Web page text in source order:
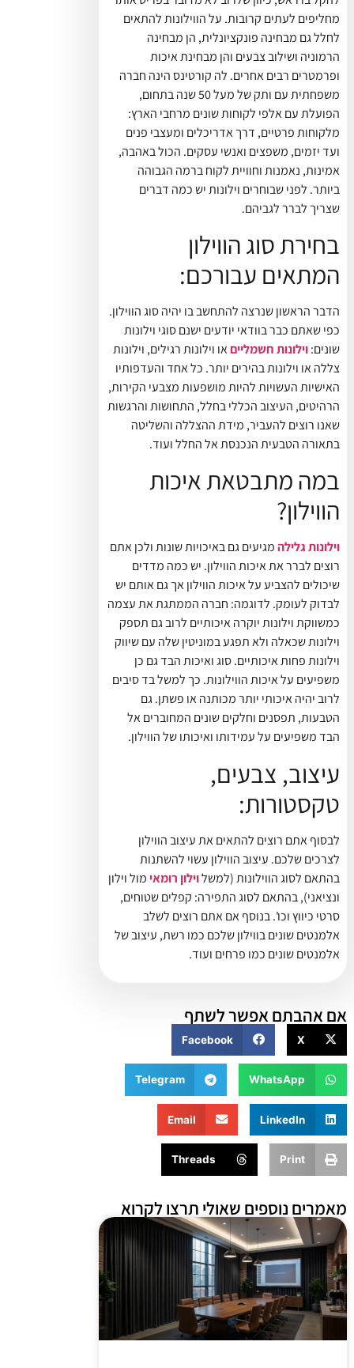
מחליפים לעתים קרובות. על הווילונות להתאים
לחלל גם מבחינה פונקציונלית, הן מבחינה
הרמוניה ושילוב צבעים והן מבחינת איכות
ופרמטרים רבים אחרים. לה קורטינס הינה חברה
משפחתית עם ותק של מעל 50 שנה בתחום,
הפועלת עם אלפי לקוחות שונים מרחבי הארץ:
מלקוחות פרטיים, דרך אדריכלים ומעצבי פנים
ועד יזמים, משפצים ואנשי עסקים. הכול באהבה,
אמינות, נאמנות וחוויית לקוח ברמה הגבוהה
ביותר. לפני שבוחרים וילונות יש כמה דברים
שצריך לברר לגביהם.
בחירת סוג הווילון
המתאים עבורכם:
הדבר הראשון שנרצה להתחשב בו יהיה סוג הווילון.
כפי שאתם כבר בוודאי יודעים ישנם סוגי וילונות
שונים:וילונות חשמלייםאו וילונות רגילים, וילונות
צללה או וילונות בהירים יותר. כל אחד והעדפותיו
האישיות העשויות להיות מושפעות מצבעי הקירות,
הרהיטים, העיצוב הכללי בחלל, התחושות והרגשות
שאנו רוצים להעביר, מידת ההצללה והשליטה
בתאורה הטבעית הנכנסת אל החלל ועוד.
במה מתבטאת איכות
הווילון?
וילונות גלילהמגיעים גם באיכויות שונות ולכן אתם
רוצים לברר את איכות הווילון. יש כמה מדדים
שיכולים להצביע על איכות הווילון אך גם אותם יש
לבדוק לעומק. לדוגמה: חברה הממתגת את עצמה
כמשווקת וילונות יוקרה איכותיים לרוב גם תספק
וילונות שכאלה ולא תפגע במוניטין שלה עם שיווק
וילונות פחות איכותיים. סוג ואיכות הבד גם כן
משפיעים על איכות הווילונות. כך למשל בד סיבים
לרוב יהיה איכותי יותר מכותנה או פשתן. גם
הטבעות, תפסנים וחלקים שונים המחוברים אל
הבד משפיעים על עמידותו ואיכותו של הווילון.
עיצוב, צבעים,
טקסטורות:
לבסוף אתם רוצים להתאים את עיצוב הווילון
לצרכים שלכם. עיצוב הווילון עשוי להשתנות
בהתאם לסוג הווילונות (למשלוילון רומאימול וילון
ונציאני), בהתאם לסוג התפירה: קפלים שטוחים,
סרטי כיווץ וכו'. בנוסף אם אתם רוצים לשלב
אלמנטים שונים בווילון שלכם כמו רשת, עיצוב של
אלמנטים שונים כמו פרחים ועוד.
אם אהבתם אפשר לשתף
X
Facebook
WhatsApp
Telegram
LinkedIn
Email
Print
Threads
מאמרים נוספים שאולי תרצו לקרוא